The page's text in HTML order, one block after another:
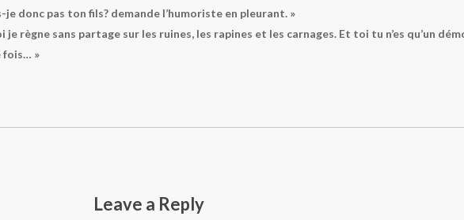
je donc pas ton fils? demande l’humoriste en pleurant. »
je règne sans partage sur les ruines, les rapines et les carnages. Et toi tu n’es qu’un
fois… »
Leave a Reply